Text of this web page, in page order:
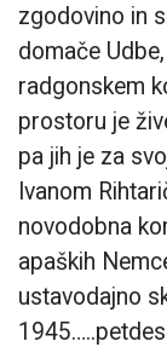
zgodovino in
domače
radgonskem
prostoru je
pa jih je za
Ivanom
novodobna
apaških
ustavodajno